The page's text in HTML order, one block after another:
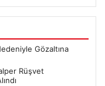
Gözaltına
Rüşvet